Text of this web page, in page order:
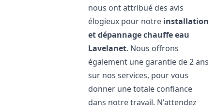
nous ont attribué des avis
élogieux pour notre installation
et dépannage chauffe eau
Lavelanet. Nous offrons
également une garantie de 2 ans
sur nos services, pour vous
donner une totale confiance
dans notre travail. N'attendez